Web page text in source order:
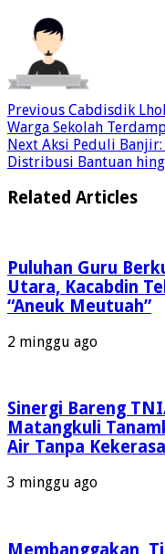
Previous Cabdisdik
Warga Sekolah
Next Aksi Peduli Banjir:
Distribusi Bantuan
Related Articles
Puluhan Guru
Utara, Kacabdin
“Aneuk Meutuah”
2 minggu ago
Sinergi Bareng
Matangkuli
Air Tanpa
3 minggu ago
Membanggakan,